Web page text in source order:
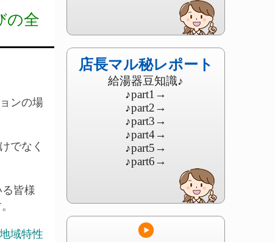
の全
ンの場
でなく
皆様
域特性
店長マル秘レポート
給湯器豆知識♪
♪part1 →
♪part2→
♪part3→
♪part4→
♪part5→
♪part6→